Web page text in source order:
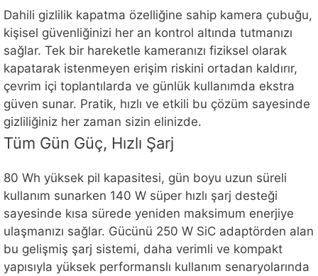
Dahili gizlilik kapatma özelliğine sahip kamera çubuğu,
kişisel güvenliğinizi her an kontrol altında tutmanızı
sağlar. Tek bir hareketle kameranızı fiziksel olarak
kapatarak istenmeyen erişim riskini ortadan kaldırır,
çevrim içi toplantılarda ve günlük kullanımda ekstra
güven sunar. Pratik, hızlı ve etkili bu çözüm sayesinde
gizliliğiniz her zaman sizin elinizde.
Tüm Gün Güç, Hızlı Şarj
80 Wh yüksek pil kapasitesi, gün boyu uzun süreli
kullanım sunarken 140 W süper hızlı şarj desteği
sayesinde kısa sürede yeniden maksimum enerjiye
ulaşmanızı sağlar. Gücünü 250 W SiC adaptörden alan
bu gelişmiş şarj sistemi, daha verimli ve kompakt
yapısıyla yüksek performanslı kullanım senaryolarında